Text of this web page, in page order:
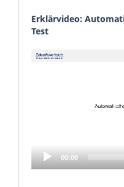
Erklärvideo:
Test
Video
00:00